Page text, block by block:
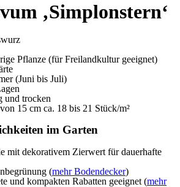
‚Simplonstern‘
Pflanze (für Freilandkultur geeignet)
(Juni bis Juli)
und trocken
15 cm ca. 18 bis 21 Stück/m²
im Garten
mit dekorativem Zierwert für dauerhafte
(mehr Bodendecker)
und kompakten Rabatten geeignet (mehr